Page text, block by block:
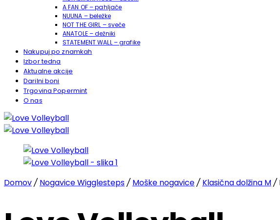
A FAN OF – pahljače
NUUNA – beležke
NOT THE GIRL – sveče
ANATOLE – dežniki
STATEMENT WALL – grafike
Nakupuj po znamkah
Izbor tedna
Aktualne akcije
Darilni boni
Trgovina Popermint
O nas
Domov/ Nogavice Wigglesteps/ Moške nogavice/ Klasična dolžina M/